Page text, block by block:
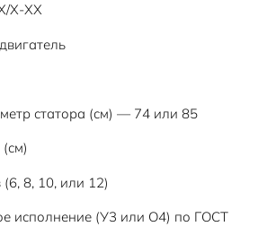
Х-ХХ
статора (см) — 74 или 85
8, 10, или 12)
исполнение (У3 или О4) по ГОСТ